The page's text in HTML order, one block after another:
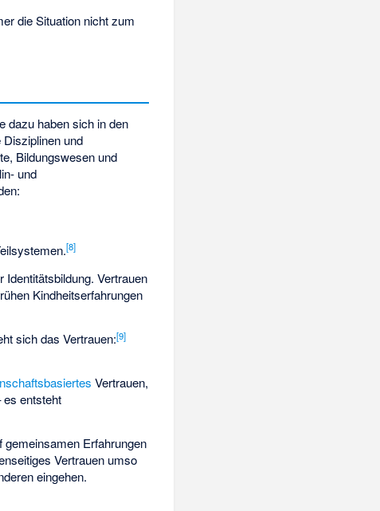
die Situation nicht zum
dazu haben sich in den
und
Bildungswesen und
und
[8]
Vertrauen
Kindheitserfahrungen
sich das Vertrauen:[9]
Vertrauen,
es entsteht
gemeinsamen Erfahrungen
Vertrauen umso
eingehen.